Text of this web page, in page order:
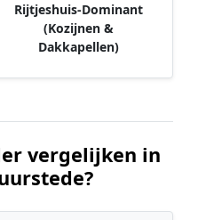
Rijtjeshuis-Dominant
(Kozijnen &
Dakkapellen)
vergelijken in